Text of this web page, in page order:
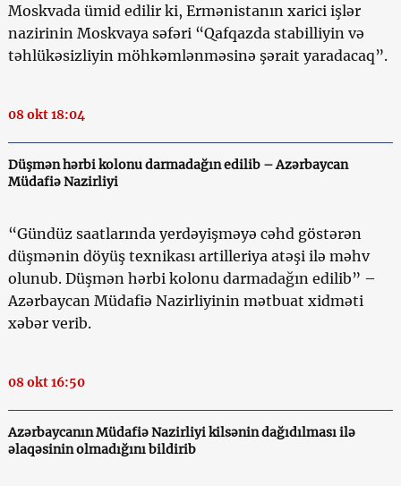
Moskvada ümid edilir ki, Ermənistanın xarici işlər
nazirinin Moskvaya səfəri “Qafqazda stabilliyin və
təhlükəsizliyin möhkəmlənməsinə şərait yaradacaq”.
08 okt 18:04
Düşmən hərbi kolonu darmadağın edilib – Azərbaycan
Müdafiə Nazirliyi
“Gündüz saatlarında yerdəyişməyə cəhd göstərən
düşmənin döyüş texnikası artilleriya atəşi ilə məhv
olunub. Düşmən hərbi kolonu darmadağın edilib” –
Azərbaycan Müdafiə Nazirliyinin mətbuat xidməti
xəbər verib.
08 okt 16:50
Azərbaycanın Müdafiə Nazirliyi kilsənin dağıdılması ilə
əlaqəsinin olmadığını bildirib